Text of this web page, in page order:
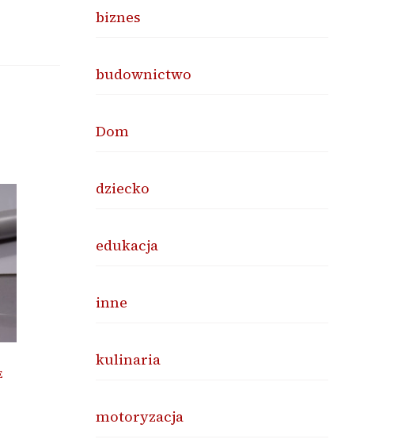
biznes
budownictwo
Dom
dziecko
edukacja
inne
kulinaria
motoryzacja